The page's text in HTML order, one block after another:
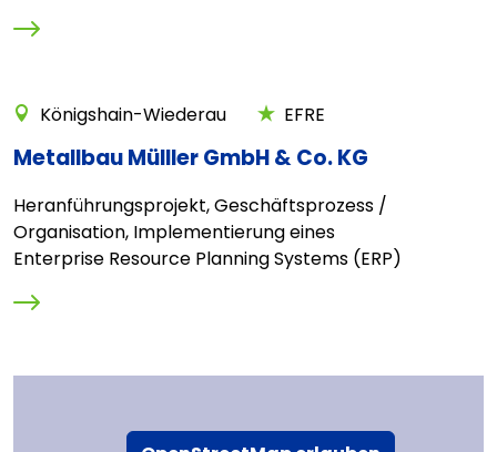
Königshain-Wiederau EFRE
Metallbau Mülller GmbH & Co. KG
Heranführungsprojekt, Geschäftsprozess /
Organisation, Implementierung eines
Enterprise Resource Planning Systems (ERP)